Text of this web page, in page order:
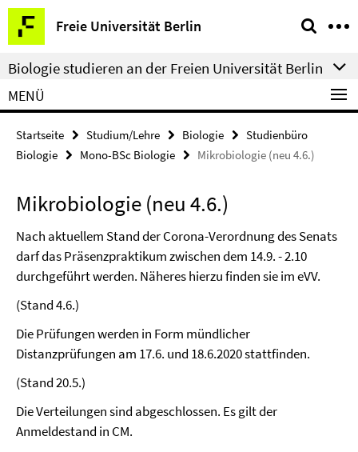
Springe
direkt
zu
Inhalt
Freie Universität Berlin
Service-
Navigation
Biologie studieren an der Freien Universität Berlin
MENÜ
Startseite Studium/Lehre Biologie
Studienbüro
Biologie
Mono-BSc Biologie Mikrobiologie (neu 4.6.)
Mikrobiologie (neu 4.6.)
Nach aktuellem Stand der Corona-Verordnung des Senats
darf das Präsenzpraktikum zwischen dem 14.9. - 2.10
durchgeführt werden. Näheres hierzu finden sie im eVV.
(Stand 4.6.)
Die Prüfungen werden in Form mündlicher
Distanzprüfungen am 17.6. und 18.6.2020 stattfinden.
(Stand 20.5.)
Die Verteilungen sind abgeschlossen. Es gilt der
Anmeldestand in CM.